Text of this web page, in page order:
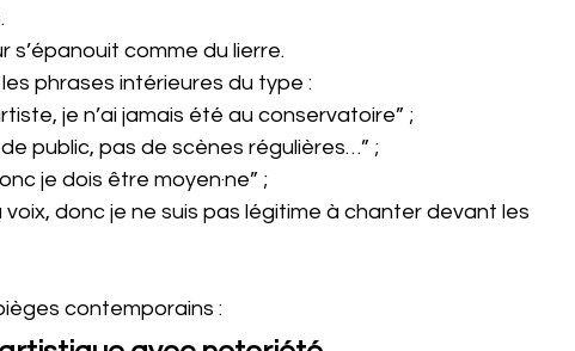
s’épanouit comme du lierre.
phrases intérieures du type :
je n’ai jamais été au conservatoire” ;
public, pas de scènes régulières…” ;
je dois être moyen·ne” ;
voix, donc je ne suis pas légitime à chanter devant les
contemporains :